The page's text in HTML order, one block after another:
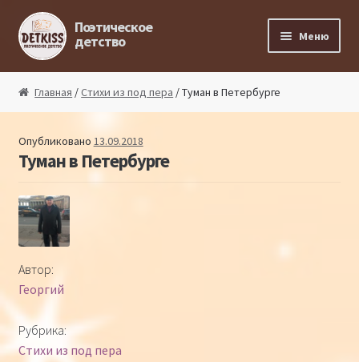
Перейти к навигации
Перейти к содержимому
Поэтическое
детство Меню
Поэтический ликбез
Поэтический блог
Детская философия
Главная /Стихи из под пера / Туман в Петербурге
Опубликовано 13.09.2018
Туман в Петербурге
Автор:
Георгий
Рубрика:
Стихи из под пера